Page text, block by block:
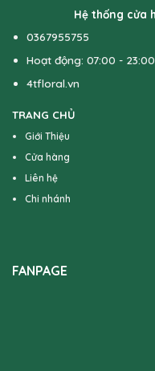
Hệ thống cửa
0367955755
Hoạt động: 07:00 - 23:00
4tfloral.vn
TRANG CHỦ
Giới Thiệu
Cửa hàng
Liên hệ
Chi nhánh
FANPAGE